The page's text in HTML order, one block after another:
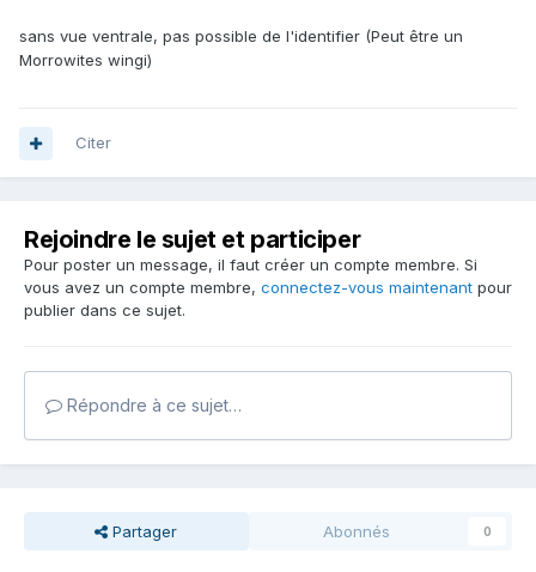
sans vue ventrale, pas possible de l'identifier (Peut être un
Morrowites wingi)
Citer
Rejoindre le sujet et participer
Pour poster un message, il faut créer un compte membre. Si
vous avez un compte membre, connectez-vous maintenant pour
publier dans ce sujet.
Répondre à ce sujet…
Partager Abonnés 0